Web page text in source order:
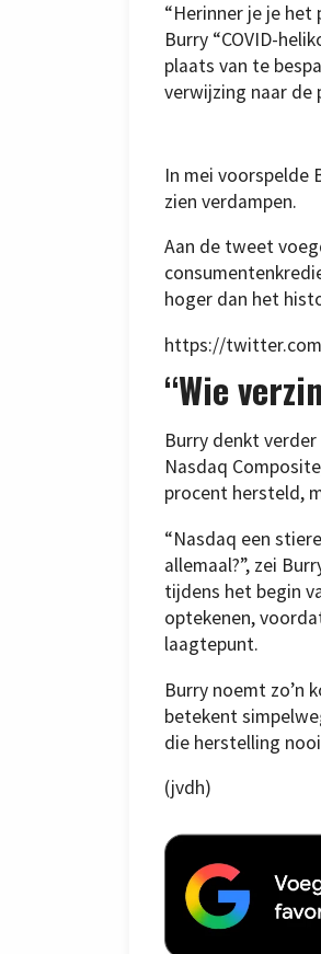
“Herinner je je
Burry “COVID-
plaats van te
verwijzing naar de
In mei voorspelde
zien verdampen.
Aan de tweet
hoger dan het
https://
“Wie
Burry denkt
Nasdaq
procent hersteld,
“Nasdaq een
allemaal?”, zei
tijdens het begin
optekenen,
laagtepunt.
Burry noemt zo’n
betekent
die herstelling
(jvdh)